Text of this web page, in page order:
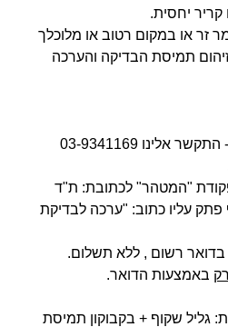
יחסית.
זר או במקום רטוב או מלוכלך
תמיסת הבדיקה והערכה
1. חיוב בכרטיס אשראי - התקשר אלינו 03-9341169
לפקודת "המטהר" לכתובת: ת"ד
פתק עליו כתוב: "ערכה לבדיקת
רשום , ללא תשלום.
רק באמצעות הדואר.
גליל שקוף + בקבוקון תמיסת